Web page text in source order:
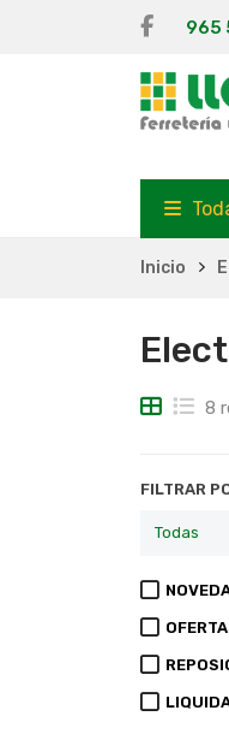
965
Inicio
8
FILTRAR